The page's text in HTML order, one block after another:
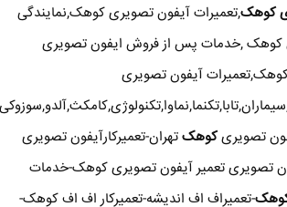
کوهک,تعمیرات آیفون تصویری کوهک,نمایندگی
کوهک ,خدمات پس از فروش ایفون تصویری
آیفون تصویری
تصویریکوهکتهران-تعمیرکارآیفون تصویری
تصویری تعمیر آیفون تصویری کوهک-خدمات
-تعمیراف اف اندیشه-تعمیرکار اف اف کوهک-